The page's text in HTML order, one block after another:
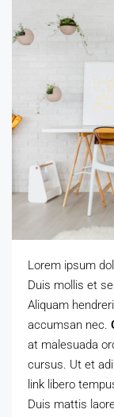
Lorem ipsum
Duis mollis et
Aliquam
accumsan nec.
at malesuada
cursus. Ut et
link libero
Duis mattis